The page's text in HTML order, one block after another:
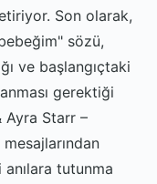
Son olarak,
sözü,
ve başlangıçtaki
gerektiği
Ayra Starr –
mesajlarından
tutunma